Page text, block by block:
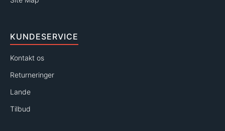
KUNDESERVICE
Kontakt os
Returneringer
Lande
Tilbud